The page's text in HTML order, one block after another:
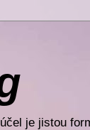
je jistou